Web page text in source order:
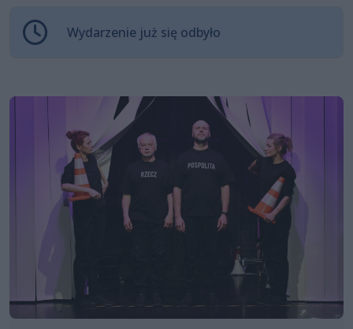
Wydarzenie już się odbyło